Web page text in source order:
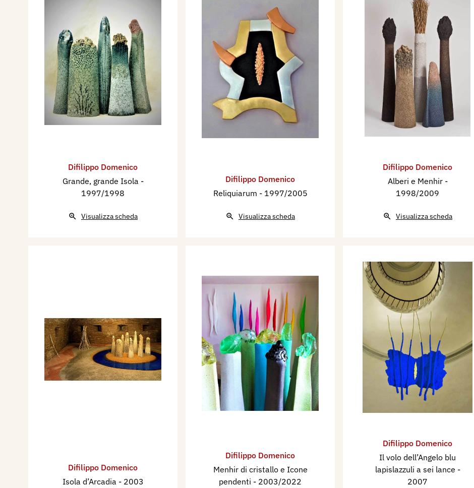
Difilippo Domenico
Grande, grande Isola -
1997/1998
Visualizza scheda
Difilippo Domenico
Reliquiarum - 1997/2005
Visualizza scheda
Difilippo Domenico
Alberi e Menhir -
1998/2009
Visualizza scheda
Difilippo Domenico
Isola d’Arcadia - 2003
Difilippo Domenico
Menhir di cristallo e Icone
pendenti - 2003/2022
Difilippo Domenico
Il volo dell’Angelo blu
lapislazzuli a sei lance -
2007